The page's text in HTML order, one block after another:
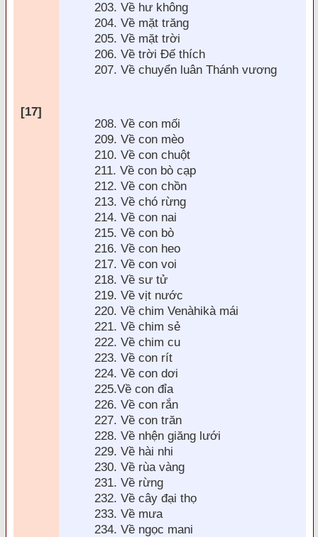
203. Về hư không
204. Về mặt trăng
205. Về mặt trời
206. Về trời Đế thích
207. Về chuyển luân Thánh vương
[17]
208. Về con mối
209. Về con mèo
210. Về con chuột
211. Về con bò cạp
212. Về con chồn
213. Về chó rừng
214. Về con nai
215. Về con bò
216. Về con heo
217. Về con voi
218. Về sư tử
219. Về vịt nước
220. Về chim Venàhikà mái
221. Về chim sẻ
222. Về chim cu
223. Về con rít
224. Về con dơi
225.Về con đỉa
226. Về con rắn
227. Về con trăn
228. Về nhện giăng lưới
229. Về hài nhi
230. Về rùa vàng
231. Về rừng
232. Về cây đại thọ
233. Về mưa
234. Về ngọc mani